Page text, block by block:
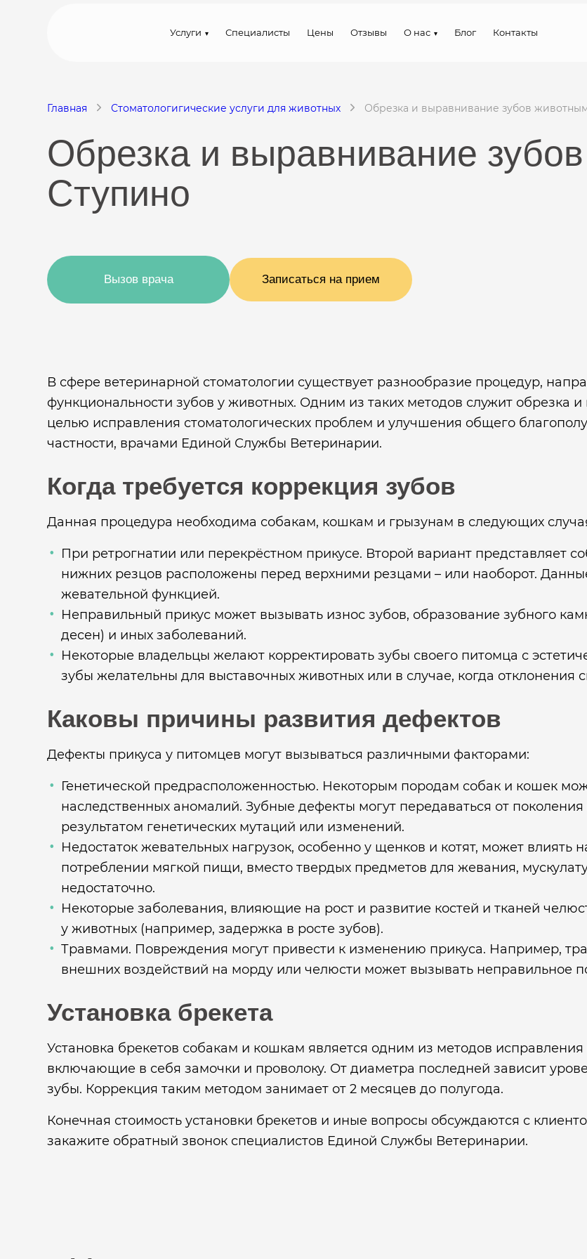
Услуги Специалисты Цены Отзывы О нас Блог Контакты
Главная Стоматологигические услуги для животных Обрезка и выравнивание зубов
Обрезка и выравнивание
Ступино
Вызов врача Записаться на прием
В сфере ветеринарной стоматологии существует разнообразие процедур,
функциональности зубов у животных. Одним из таких методов служит обрезка
целью исправления стоматологических проблем и улучшения общего
частности, врачами Единой Службы Ветеринарии.
Когда требуется коррекция зубов
Данная процедура необходима собакам, кошкам и грызунам в следующих
При ретрогнатии или перекрёстном прикусе. Второй вариант представляет
нижних резцов расположены перед верхними резцами – или наоборот.
жевательной функцией.
Неправильный прикус может вызывать износ зубов, образование зубного
десен) и иных заболеваний.
Некоторые владельцы желают корректировать зубы своего питомца с
зубы желательны для выставочных животных или в случае, когда отклонения
Каковы причины развития дефектов
Дефекты прикуса у питомцев могут вызываться различными факторами:
Генетической предрасположенностью. Некоторым породам собак и кошек
наследственных аномалий. Зубные дефекты могут передаваться от
результатом генетических мутаций или изменений.
Недостаток жевательных нагрузок, особенно у щенков и котят, может влиять
потреблении мягкой пищи, вместо твердых предметов для жевания,
недостаточно.
Некоторые заболевания, влияющие на рост и развитие костей и тканей
у животных (например, задержка в росте зубов).
Травмами. Повреждения могут привести к изменению прикуса. Например,
внешних воздействий на морду или челюсти может вызывать неправильное
Установка брекета
Установка брекетов собакам и кошкам является одним из методов
включающие в себя замочки и проволоку. От диаметра последней зависит
зубы. Коррекция таким методом занимает от 2 месяцев до полугода.
Конечная стоимость установки брекетов и иные вопросы обсуждаются с
закажите обратный звонок специалистов Единой Службы Ветеринарии.